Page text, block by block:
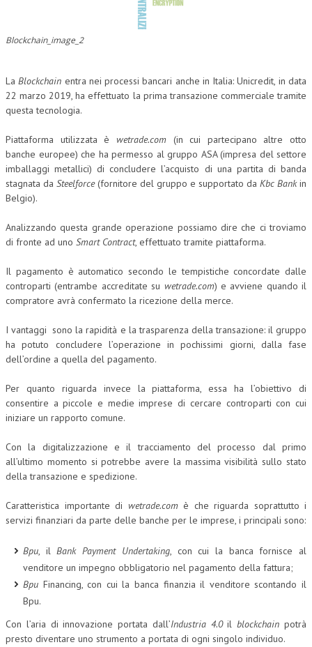
ARCHIVIO CORSI 2015
BROCHURE CE.S.E.D.
LA RIVISTA
COMITATO SCIENTIFICO
REDAZIONE
CODICE ETICO
COLLABORA CON NOI
ECONOMIA
CORPORATE SOCIAL RESPONSIBILITY
ECONOMIA DELL’ARTE
HUMAN RESOURCES
MARKETING
RISK MANAGEMENT
PERSONA E CITTÀ
Blockchain_image_2
LaBlockchain entra nei processi bancari anche in Italia: Unicredit, in data
22 marzo 2019, ha effettuato la prima transazione commerciale tramite
questa tecnologia.
Piattaforma utilizzata è wetrade.com(in cui partecipano altre otto
banche europee) che ha permesso al gruppo ASA (impresa del settore
imballaggi metallici) di concludere l’acquisto di una partita di banda
stagnata da Steelforce(fornitore del gruppo e supportato da Kbc Bankin
Belgio).
Analizzando questa grande operazione possiamo dire che ci troviamo
di fronte ad uno Smart Contract, effettuato tramite piattaforma.
Il pagamento è automatico secondo le tempistiche concordate dalle
controparti (entrambe accreditate su wetrade.com) e avviene quando il
compratore avrà confermato la ricezione della merce.
I vantaggi sono la rapidità e la trasparenza della transazione: il gruppo
ha potuto concludere l’operazione in pochissimi giorni, dalla fase
dell’ordine a quella del pagamento.
Per quanto riguarda invece la piattaforma, essa ha l’obiettivo di
consentire a piccole e medie imprese di cercare controparti con cui
iniziare un rapporto comune.
Con la digitalizzazione e il tracciamento del processo dal primo
all’ultimo momento si potrebbe avere la massima visibilità sullo stato
della transazione e spedizione.
Caratteristica importante di wetrade.comè che riguarda soprattutto i
servizi finanziari da parte delle banche per le imprese, i principali sono:
Bpu, ilBank Payment Undertaking, con cui la banca fornisce al
venditore un impegno obbligatorio nel pagamento della fattura;
Bpu Financing, con cui la banca finanzia il venditore scontando il
Bpu.
Con l’aria di innovazione portata dall’Industria 4.0ilblockchain potrà
presto diventare uno strumento a portata di ogni singolo individuo.